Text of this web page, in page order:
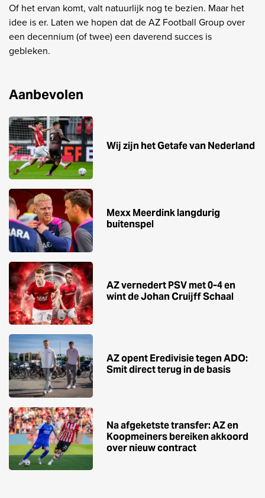
Of het ervan komt, valt natuurlijk nog te bezien. Maar het
idee is er. Laten we hopen dat de AZ Football Group over
een decennium (of twee) een daverend succes is
gebleken.
Aanbevolen
Wij zijn het Getafe van Nederland
Mexx Meerdink langdurig
buitenspel
AZ vernedert PSV met 0-4 en
wint de Johan Cruijff Schaal
AZ opent Eredivisie tegen ADO:
Smit direct terug in de basis
Na afgeketste transfer: AZ en
Koopmeiners bereiken akkoord
over nieuw contract